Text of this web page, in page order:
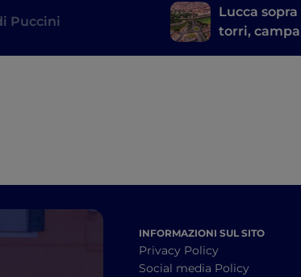
Puccini
Lucca
torri,
INFORMAZIONI SUL SITO
Privacy Policy
Social media Policy